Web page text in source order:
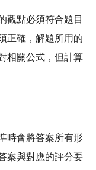
觀點必須符合題目
正確，解題所用的
相關公式，但計算
時會將答案所有形
案與對應的評分要